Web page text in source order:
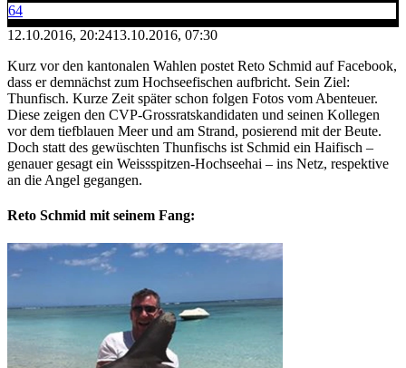
64
12.10.2016, 20:2413.10.2016, 07:30
Kurz vor den kantonalen Wahlen postet Reto Schmid auf Facebook,
dass er demnächst zum Hochseefischen aufbricht. Sein Ziel:
Thunfisch. Kurze Zeit später schon folgen Fotos vom Abenteuer.
Diese zeigen den CVP-Grossratskandidaten und seinen Kollegen
vor dem tiefblauen Meer und am Strand, posierend mit der Beute.
Doch statt des gewüschten Thunfischs ist Schmid ein Haifisch –
genauer gesagt ein Weissspitzen-Hochseehai – ins Netz, respektive
an die Angel gegangen.
Reto Schmid mit seinem Fang: